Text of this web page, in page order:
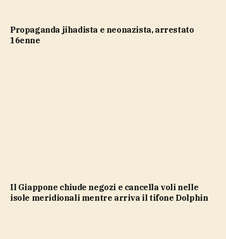
propaganda jihadista e neonazista, arrestato
16enne
Il Giappone chiude negozi e cancella voli nelle
isole meridionali mentre arriva il tifone Dolphin